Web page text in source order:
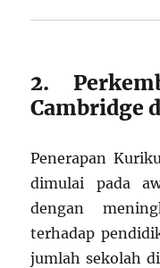
2.
Cambridge
Penerapan
dimulai pada
dengan
terhadap
jumlah sekolah